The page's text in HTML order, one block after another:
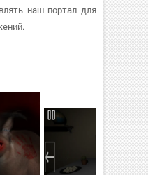
наш портал для